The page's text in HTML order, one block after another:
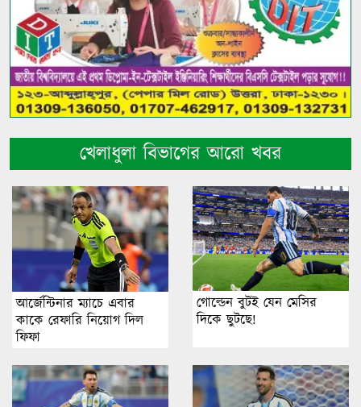
খেলাধুলা বিভাগের আরো খবর
আর্জেন্টিনার ম্যাচে এবার
কাকে রেফারি নিয়োগ দিল
ফিফা
গোল্ডেন বুটই যেন মেসির
দিকে ছুটছে!